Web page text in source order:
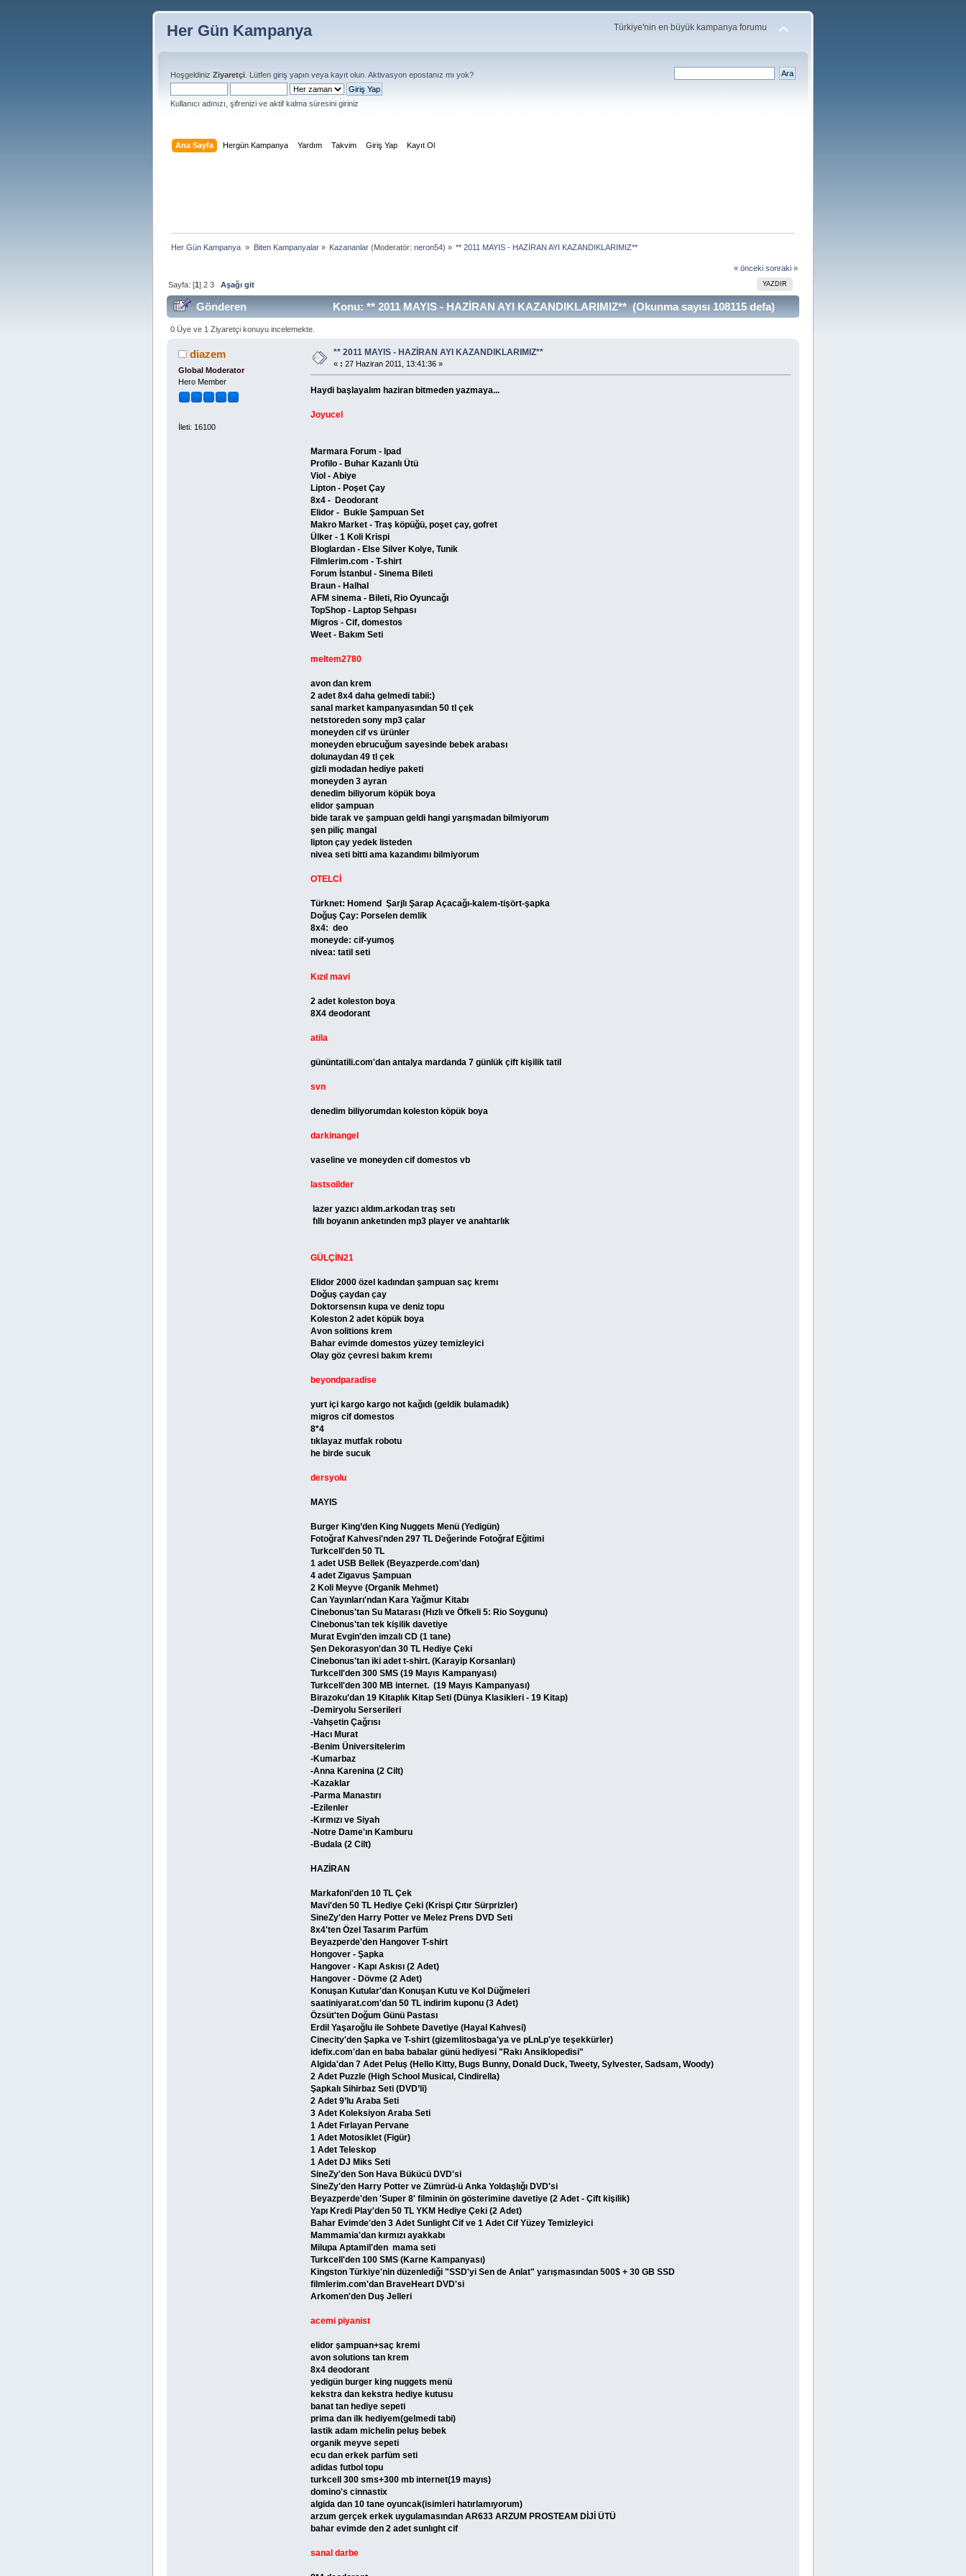
Her Gün Kampanya Türkiye'nin en büyük kampanya forumu
Hoşgeldiniz Ziyaretçi . Lütfen giriş yapın veya kayıt olun Aktivasyon epostanız mı yok?
Kullanıcı adınızı, şifrenizi ve aktif kalma süresini giriniz
Ana Sayfa Hergün Kampanya Yardım Takvim Giriş Yap Kayıt Ol
Her Gün Kampanya » Biten Kampanyalar» Kazananlar(Moderatör: neron54) » ** 2011 MAYIS - HAZİRAN AYI KAZANDIKLARIMIZ**
« önceki sonraki »
YAZDIR
Sayfa: [1]2 3 Aşağı git
Gönderen Konu: ** 2011 MAYIS - HAZİRAN AYI KAZANDIKLARIMIZ** (Okunma sayısı 108115 defa)
0 Üye ve 1 Ziyaretçi konuyu incelemekte.
diazem
Global Moderator
Hero Member
İleti: 16100
** 2011 MAYIS - HAZİRAN AYI KAZANDIKLARIMIZ**
« : 27 Haziran 2011, 13:41:36 »
Haydi başlayalım haziran bitmeden yazmaya...
Joyucel
Marmara Forum - Ipad
Profilo - Buhar Kazanlı Ütü
Viol - Abiye
Lipton - Poşet Çay
8x4 - Deodorant
Elidor - Bukle Şampuan Set
Makro Market - Traş köpüğü, poşet çay, gofret
Ülker - 1 Koli Krispi
Bloglardan - Else Silver Kolye, Tunik
Filmlerim.com - T-shirt
Forum İstanbul - Sinema Bileti
Braun - Halhal
AFM sinema - Bileti, Rio Oyuncağı
TopShop - Laptop Sehpası
Migros - Cif, domestos
Weet - Bakım Seti
meltem2780
avon dan krem
2 adet 8x4 daha gelmedi tabii:)
sanal market kampanyasından 50 tl çek
netstoreden sony mp3 çalar
moneyden cif vs ürünler
moneyden ebrucuğum sayesinde bebek arabası
dolunaydan 49 tl çek
gizli modadan hediye paketi
moneyden 3 ayran
denedim biliyorum köpük boya
elidor şampuan
bide tarak ve şampuan geldi hangi yarışmadan bilmiyorum
şen piliç mangal
lipton çay yedek listeden
nivea seti bitti ama kazandımı bilmiyorum
OTELCİ
Türknet: Homend Şarjlı Şarap Açacağı-kalem-tişört-şapka
Doğuş Çay: Porselen demlik
8x4: deo
moneyde: cif-yumoş
nivea: tatil seti
Kızıl mavi
2 adet koleston boya
8X4 deodorant
atila
gününtatili.com'dan antalya mardanda 7 günlük çift kişilik tatil
svn
denedim biliyorumdan koleston köpük boya
darkinangel
vaseline ve moneyden cif domestos vb
lastsoilder
lazer yazıcı aldım.arkodan traş setı
fıllı boyanın anketınden mp3 player ve anahtarlık
GÜLÇİN21
Elidor 2000 özel kadından şampuan saç kremı
Doğuş çaydan çay
Doktorsensın kupa ve deniz topu
Koleston 2 adet köpük boya
Avon solitions krem
Bahar evimde domestos yüzey temizleyici
Olay göz çevresi bakım kremı
beyondparadise
yurt içi kargo kargo not kağıdı (geldik bulamadık)
migros cif domestos
8*4
tıklayaz mutfak robotu
he birde sucuk
dersyolu
MAYIS
Burger King’den King Nuggets Menü (Yedigün)
Fotoğraf Kahvesi'nden 297 TL Değerinde Fotoğraf Eğitimi
Turkcell'den 50 TL
1 adet USB Bellek (Beyazperde.com'dan)
4 adet Zigavus Şampuan
2 Koli Meyve (Organik Mehmet)
Can Yayınları'ndan Kara Yağmur Kitabı
Cinebonus'tan Su Matarası (Hızlı ve Öfkeli 5: Rio Soygunu)
Cinebonus'tan tek kişilik davetiye
Murat Evgin'den imzalı CD (1 tane)
Şen Dekorasyon'dan 30 TL Hediye Çeki
Cinebonus'tan iki adet t-shirt. (Karayip Korsanları)
Turkcell'den 300 SMS (19 Mayıs Kampanyası)
Turkcell'den 300 MB internet. (19 Mayıs Kampanyası)
Birazoku'dan 19 Kitaplık Kitap Seti (Dünya Klasikleri - 19 Kitap)
-Demiryolu Serserileri
-Vahşetin Çağrısı
-Hacı Murat
-Benim Üniversitelerim
-Kumarbaz
-Anna Karenina (2 Cilt)
-Kazaklar
-Parma Manastırı
-Ezilenler
-Kırmızı ve Siyah
-Notre Dame'ın Kamburu
-Budala (2 Cilt)
HAZİRAN
Markafoni'den 10 TL Çek
Mavi'den 50 TL Hediye Çeki (Krispi Çıtır Sürprizler)
SineZy'den Harry Potter ve Melez Prens DVD Seti
8x4'ten Özel Tasarım Parfüm
Beyazperde'den Hangover T-shirt
Hongover - Şapka
Hangover - Kapı Askısı (2 Adet)
Hangover - Dövme (2 Adet)
Konuşan Kutular'dan Konuşan Kutu ve Kol Düğmeleri
saatiniyarat.com'dan 50 TL indirim kuponu (3 Adet)
Özsüt'ten Doğum Günü Pastası
Erdil Yaşaroğlu ile Sohbete Davetiye (Hayal Kahvesi)
Cinecity'den Şapka ve T-shirt (gizemlitosbaga'ya ve pLnLp'ye teşekkürler)
idefix.com'dan en baba babalar günü hediyesi "Rakı Ansiklopedisi"
Algida'dan 7 Adet Peluş (Hello Kitty, Bugs Bunny, Donald Duck, Tweety, Sylvester, Sadsam, Woody)
2 Adet Puzzle (High School Musical, Cindirella)
Şapkalı Sihirbaz Seti (DVD’li)
2 Adet 9’lu Araba Seti
3 Adet Koleksiyon Araba Seti
1 Adet Fırlayan Pervane
1 Adet Motosiklet (Figür)
1 Adet Teleskop
1 Adet DJ Miks Seti
SineZy'den Son Hava Bükücü DVD'si
SineZy'den Harry Potter ve Zümrüd-ü Anka Yoldaşlığı DVD'si
Beyazperde'den 'Super 8' filminin ön gösterimine davetiye (2 Adet - Çift kişilik)
Yapı Kredi Play'den 50 TL YKM Hediye Çeki (2 Adet)
Bahar Evimde'den 3 Adet Sunlight Cif ve 1 Adet Cif Yüzey Temizleyici
Mammamia'dan kırmızı ayakkabı
Milupa Aptamil'den mama seti
Turkcell'den 100 SMS (Karne Kampanyası)
Kingston Türkiye'nin düzenlediği "SSD'yi Sen de Anlat" yarışmasından 500$ + 30 GB SSD
filmlerim.com'dan BraveHeart DVD'si
Arkomen'den Duş Jelleri
acemi piyanist
elidor şampuan+saç kremi
avon solutions tan krem
8x4 deodorant
yedigün burger king nuggets menü
kekstra dan kekstra hediye kutusu
banat tan hediye sepeti
prima dan ilk hediyem(gelmedi tabi)
lastik adam michelin peluş bebek
organik meyve sepeti
ecu dan erkek parfüm seti
adidas futbol topu
turkcell 300 sms+300 mb internet(19 mayıs)
domino's cinnastix
algida dan 10 tane oyuncak(isimleri hatırlamıyorum)
arzum gerçek erkek uygulamasından AR633 ARZUM PROSTEAM DİJİ ÜTÜ
bahar evimde den 2 adet sunlıght cif
sanal darbe